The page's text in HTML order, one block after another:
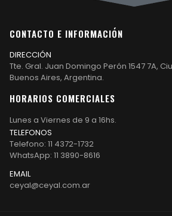
CONTACTO E INFORMACIÓN
DIRECCIÓN
Tte. Gral. Juan Domingo Perón 1547 7A,
Buenos Aires, Argentina.
HORARIOS COMERCIALES
Lunes a Viernes de 9 a 16hs.
TELEFONOS
Telefono: 11 4372-1732
WhatsApp: 11 3890-8616
EMAIL
ceyal@ceyal.com.ar